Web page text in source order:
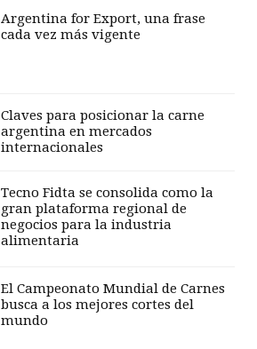
Argentina for Export, una frase
cada vez más vigente
Claves para posicionar la carne
argentina en mercados
internacionales
Tecno Fidta se consolida como la
gran plataforma regional de
negocios para la industria
alimentaria
El Campeonato Mundial de Carnes
busca a los mejores cortes del
mundo